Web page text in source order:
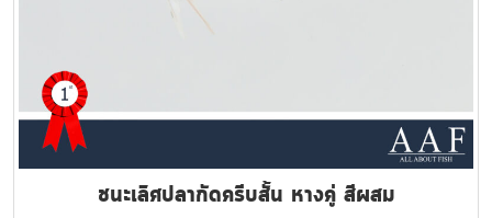
ชนะเลิศปลากัดครีบสั้น หางคู่ สีผสม